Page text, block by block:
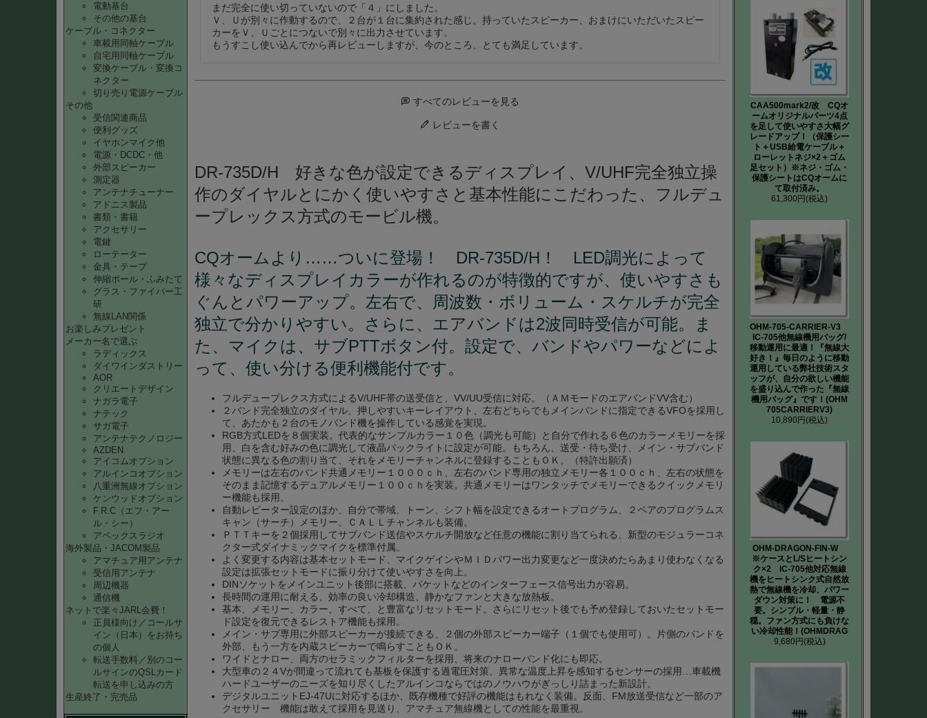
電動基台
その他の基台
ケーブル・コネクター
車載用同軸ケーブル
自宅用同軸ケーブル
変換ケーブル・変換コ
ネクター
切り売り電源ケーブル
その他
受信関連商品
便利グッズ
イヤホンマイク他
電源・DCDC・他
外部スピーカー
測定器
アンテナチューナー
アドニス製品
書類・書籍
アクセサリー
電鍵
ローテーター
金具・テープ
伸縮ポール・ふみたて
グラス・ファイバー工
研
無線LAN関係
お楽しみプレゼント
メーカー名で選ぶ
ラディックス
ダイワインダストリー
AOR
クリエートデザイン
ナガラ電子
ナテック
サガ電子
アンテナテクノロジー
AZDEN
アイコムオプション
アルインコオプション
八重洲無線オプション
ケンウッドオプション
F.R.C（エフ・アー
ル・シー）
アペックスラジオ
海外製品・JACOM製品
アマチュア用アンテナ
受信用アンテナ
周辺機器
通信機
ネットで楽々JARL会費！
正員様向け／コールサ
イン（日本）をお持ち
の個人
転送手数料／別のコー
ルサインのQSLカード
転送を申し込みの方
生産終了・完売品
まだ完全に使い切っていないので「４」にしました。
Ｖ、Ｕが別々に作動するので、２台が１台に集約された感じ。持っていたスピーカー、おまけにいただいたスピー
カーをＶ、Ｕごとにつないで別々に出力させています。
もうすこし使い込んでから再レビューしますが、今のところ、とても満足しています。
すべてのレビューを見る
レビューを書く
DR-735D/H 好きな色が設定できるディスプレイ、V/UHF完全独立操
作のダイヤルとにかく使いやすさと基本性能にこだわった、フルデュ
ープレックス方式のモービル機。
CQオームより……ついに登場！ DR-735D/H！ LED調光によって
様々なディスプレイカラーが作れるのが特徴的ですが、使いやすさも
ぐんとパワーアップ。左右で、周波数・ボリューム・スケルチが完全
独立で分かりやすい。さらに、エアバンドは2波同時受信が可能。ま
た、マイクは、サブPTTボタン付。設定で、バンドやパワーなどによ
って、使い分ける便利機能付です。
フルデュープレクス方式によるV/UHF帯の送受信と、VV/UU受信に対応。（ＡＭモードのエアバンドVV含む）
２バンド完全独立のダイヤル、押しやすいキーレイアウト、左右どちらでもメインバンドに指定できるVFOを採用し
て、あたかも２台のモノバンド機を操作している感覚を実現。
RGB方式LEDを８個実装。代表的なサンプルカラー１０色（調光も可能）と自分で作れる６色のカラーメモリーを採
用、白を含む好みの色に調光して液晶バックライトに設定が可能。もちろん、送受・待ち受け、メイン・サブバンド
状態に異なる色の割り当て、それをメモリーチャンネルに登録することもＯＫ。（特許出願済）
メモリーは左右のバンド共通メモリー１０００ｃｈ、左右のバンド専用の独立メモリー各１００ｃｈ、左右の状態を
そのまま記憶するデュアルメモリー１００ｃｈを実装。共通メモリーはワンタッチでメモリーできるクイックメモリ
ー機能も採用。
自動レピーター設定のほか、自分で帯域、トーン、シフト幅を設定できるオートプログラム、２ペアのプログラムス
キャン（サーチ）メモリー、ＣＡＬＬチャンネルも装備。
ＰＴＴキーを２個採用してサブバンド送信やスケルチ開放など任意の機能に割り当てられる、新型のモジュラーコネ
クター式ダイナミックマイクを標準付属。
よく変更する内容は基本セットモード、マイクゲインやＭＩＤパワー出力変更など一度決めたらあまり使わなくなる
設定は拡張セットモードに振り分けて使いやすさを向上。
DINソケットをメインユニット後部に搭載、パケットなどのインターフェース信号出力が容易。
長時間の運用に耐える、効率の良い冷却構造、静かなファンと大きな放熱板。
基本、メモリー、カラー、すべて、と豊富なリセットモード。さらにリセット後でも予め登録しておいたセットモー
ド設定を復元できるレストア機能も採用。
メイン・サブ専用に外部スピーカーが接続できる、２個の外部スピーカー端子（１個でも使用可）。片側のバンドを
外部、もう一方を内蔵スピーカーで鳴らすこともＯＫ。
ワイドとナロー、両方のセラミックフィルターを採用、将来のナローバンド化にも即応。
大型車の２４Vが間違って流れても基板を保護する過電圧対策、異常な温度上昇を感知するセンサーの採用…車載機
ハードユーザーのニーズを知り尽くしたアルインコならではのノウハウがぎっしり詰まった新設計。
デジタルユニットEJ-47Uに対応するほか、既存機種で好評の機能はもれなく装備。反面、FM放送受信など一部のア
クセサリー 機能は敢えて採用を見送り、アマチュア無線機としての性能を最重視。
CAA500mark2/改 CQオ
ームオリジナルパーツ4点
を足して使いやすさ大幅グ
レードアップ！（保護シー
ト＋USB給電ケーブル＋
ローレットネジ×2＋ゴム
足セット）※ネジ・ゴム・
保護シートはCQオームに
て取付済み。
61,300円(税込)
OHM-705-CARRIER-V3
IC-705他無線機用バッグ/
移動運用に最適！『無線大
好き！』毎日のように移動
運用している弊社技術スタ
ッフが、自分の欲しい機能
を盛り込んで作った『無線
機用バッグ』です！(OHM
705CARRIERV3)
10,890円(税込)
OHM-DRAGON-FIN-W
※ケースとL/Sヒートシン
ク×2 IC-705他対応無線
機をヒートシンク式自然放
熱で無線機を冷却、パワー
ダウン対策に！ 電源不
要。シンプル・軽量・静
穏。ファン方式にも負けな
い冷却性能！(OHMDRAG
9,680円(税込)